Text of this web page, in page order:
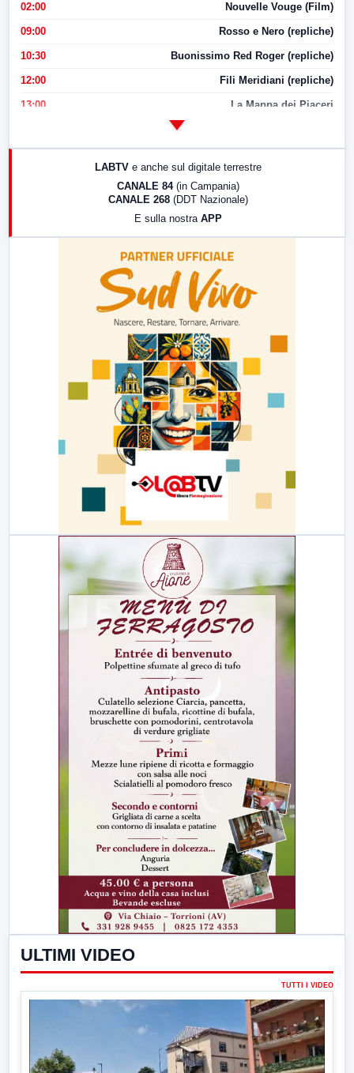
02:00 Nouvelle Vouge (Film)
09:00 Rosso e Nero (repliche)
10:30 Buonissimo Red Roger (repliche)
12:00 Fili Meridiani (repliche)
13:00 La Mappa dei Piaceri
LABTV e anche sul digitale terrestre
CANALE 84 (in Campania)
CANALE 268 (DDT Nazionale)
E sulla nostra APP
ULTIMI VIDEO
TUTTI I VIDEO